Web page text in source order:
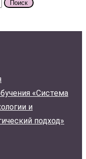
«Система
и
подход»